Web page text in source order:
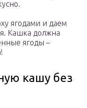
ягодами и даем
Кашка должна
ягоды –
кашу без